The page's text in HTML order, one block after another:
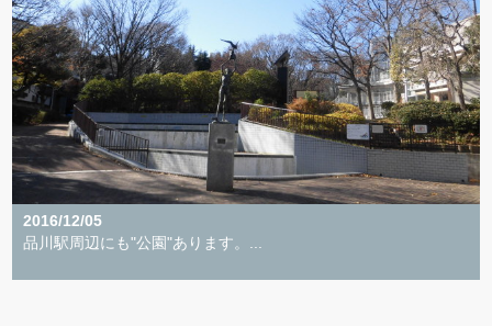
2016/12/05
品川駅周辺にも"公園"あります。...